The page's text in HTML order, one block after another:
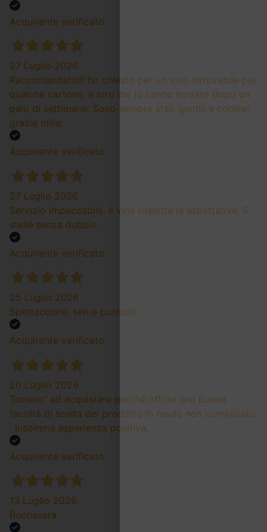
Acquirente verificato
27 Luglio 2026
Raccomandato!!! ho chiesto per un vino introvabile per
qualche cartone, e loro me lo hanno trovato dopo un
paio di settimane. Sono sempre stati gentili e cordiali
grazie mille.
Acquirente verificato
27 Luglio 2026
Servizio impeccabile. Il vino rispetta le aspettative. 5
stelle senza dubbio
Acquirente verificato
25 Luglio 2026
Spettacolare, seri e puntuali
Acquirente verificato
20 Luglio 2026
Tornero' ad acquistare perché offrite una buona
facoltà di scelta del prodotto in modo non complicato
. Insomma esperienza positiva.
Acquirente verificato
13 Luglio 2026
Buonasera